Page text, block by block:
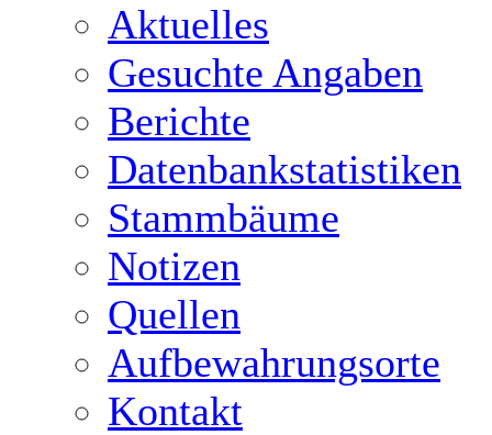
Aktuelles
Gesuchte Angaben
Berichte
Datenbankstatistiken
Stammbäume
Notizen
Quellen
Aufbewahrungsorte
Kontakt